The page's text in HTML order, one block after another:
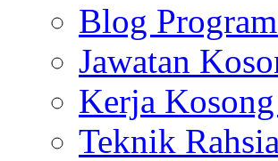
Blog
Jawatan
Kerja
Teknik